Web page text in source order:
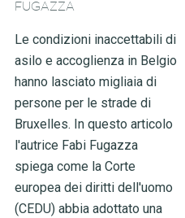
FUGAZZA
Le condizioni inaccettabili di
asilo e accoglienza in Belgio
hanno lasciato migliaia di
persone per le strade di
Bruxelles. In questo articolo
l'autrice Fabi Fugazza
spiega come la Corte
europea dei diritti dell'uomo
(CEDU) abbia adottato una